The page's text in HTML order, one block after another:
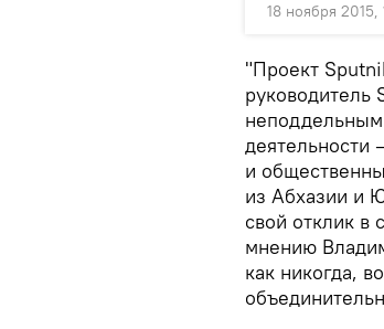
18 ноября 2015,
"Проект
деятельности
и
из Абхазии и
свой отклик в
мнению
как никогда,